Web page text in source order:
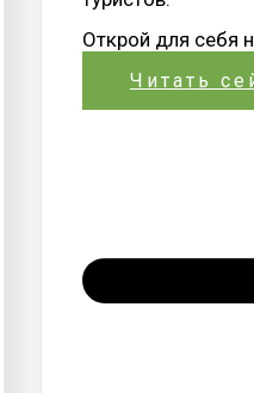
Открой для себя
Читать